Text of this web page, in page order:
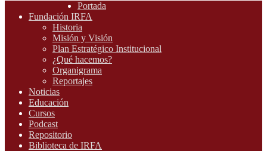
Portada
Fundación IRFA
Historia
Misión y Visión
Plan Estratégico Institucional
¿Qué hacemos?
Organigrama
Reportajes
Noticias
Educación
Cursos
Podcast
Repositorio
Biblioteca de IRFA